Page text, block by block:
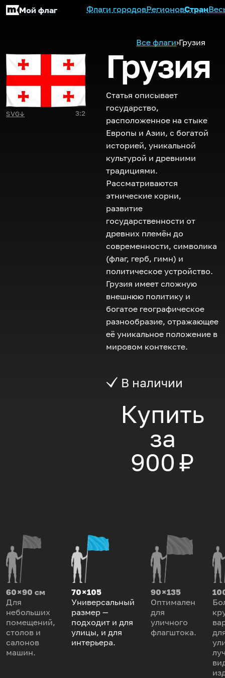
Мой флаг Флаги городовРегионовСтран
Все флаги›Грузия
SVG↓ 3:2
Грузия
Статья описывает
государство,
расположенное на стыке
Европы и Азии, с богатой
историей, уникальной
культурой и древними
традициями.
Рассматриваются
этнические корни,
развитие
государственности от
древних племён до
современности, символика
(флаг, герб, гимн) и
политическое устройство.
Грузия имеет сложную
внешнюю политику и
богатое географическое
разнообразие, отражающее
её уникальное положение в
мировом контексте.
В наличии
Купить
за
900 ₽
60 × 90 см
Для
небольших
помещений,
столов и
салонов
машин.
70 × 105
Универсальный
размер —
подходит и для
улицы, и для
интерьера.
90 × 135
Оптимален
для
уличного
флагштока.